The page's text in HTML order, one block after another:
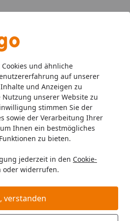
und ähnliche
auf unserer
und Anzeigen zu
unserer Website zu
stimmen Sie der
sowie der Verarbeitung Ihrer
Ihnen ein bestmögliches
zu bieten.
jederzeit in den Cookie-
oder widerrufen.
verstanden
Co NOBBY Edelstahlnapf
"GOLYO"
Saugnapf Ø 18,5